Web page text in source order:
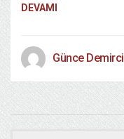
DEVAMI
Günce Demirci